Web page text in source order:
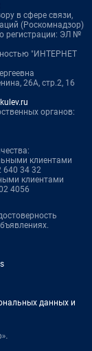
в сфере связи,
(Роскомнадзор)
регистрации: ЭЛ №
"ИНТЕРНЕТ
26А, стр.2, 16
органов:
клиентами
640 34 32
клиентами
4056
данных и